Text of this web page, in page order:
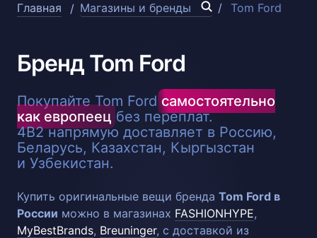
Главная Магазины и бренды Tom Ford
Бренд Tom Ford
Покупайте Tom Fordсамостоятельно
как европеец без переплат.
4B2 напрямую доставляет в Россию,
Беларусь, Казахстан, Кыргызстан
и Узбекистан.
Купить оригинальные вещи бренда Tom Ford в
России можно в магазинах FASHIONHYPE,
MyBestBrands, Breuninger, с доставкой из